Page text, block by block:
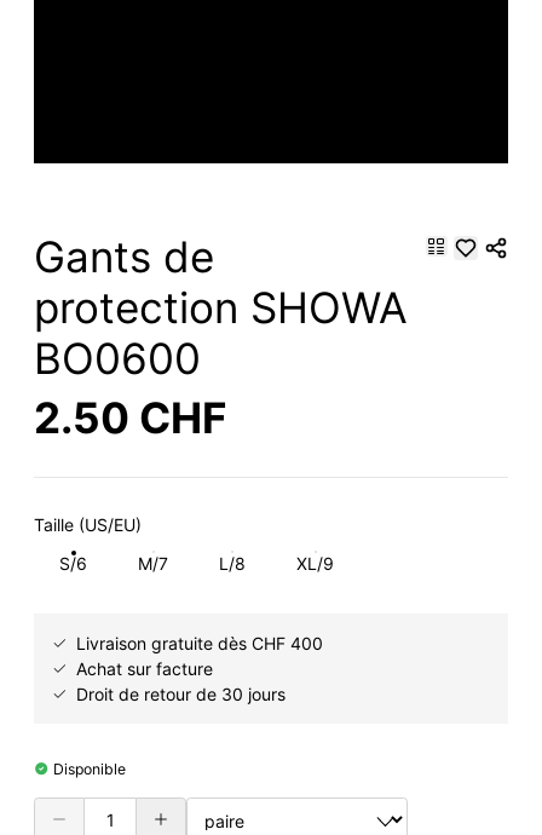
Gants de
protection SHOWA
BO0600
2.50 CHF
Taille (US/EU)
S/6
M/7 L/8 XL/9
Livraison gratuite dès CHF 400
Achat sur facture
Droit de retour de 30 jours
Disponible